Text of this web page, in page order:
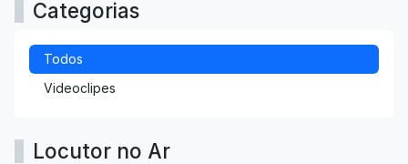
Categorias
Todos
Videoclipes
Locutor no Ar